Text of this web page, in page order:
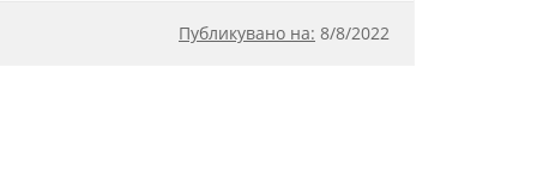
Публикувано на: 8/8/2022